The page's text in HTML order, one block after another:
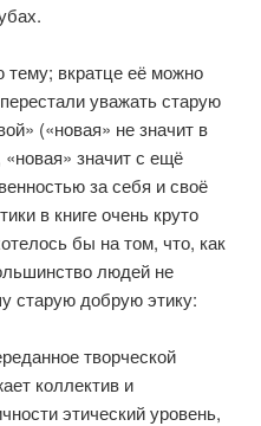
вкратце её можно
уважать старую
(«новая» не значит в
значит с ещё
за себя и своё
в книге очень круто
бы на том, что, как
людей не
старую добрую этику:
творческой
коллектив и
этический уровень,